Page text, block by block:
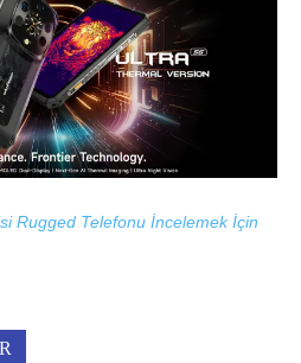
Rugged Telefonu İncelemek İçin